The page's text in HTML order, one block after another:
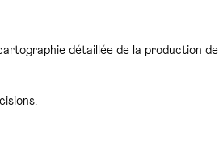
détaillée de la production de